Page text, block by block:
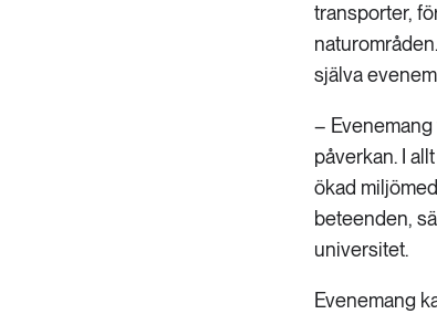
transporter,
själva
–
påverkan. I
ökad
beteenden,
universitet.
Evenemang